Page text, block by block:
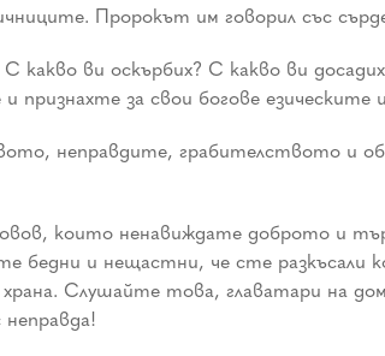
Пророкът им говорил със
какво ви оскърбих? С какво ви
за свои богове езическите
неправдите, грабителството и
които ненавиждате доброто и
бедни и нещастни, че сте
Слушайте това, главатари на